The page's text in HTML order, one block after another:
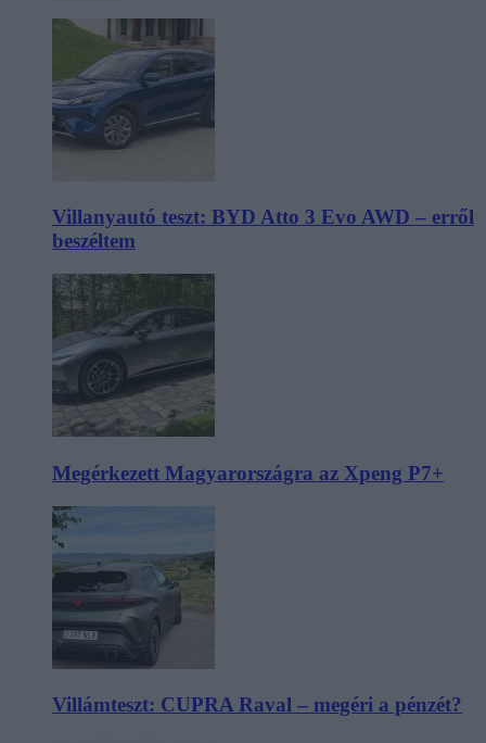
Villanyautó teszt: BYD Atto 3 Evo AWD – erről
beszéltem
Megérkezett Magyarországra az Xpeng P7+
Villámteszt: CUPRA Raval – megéri a pénzét?